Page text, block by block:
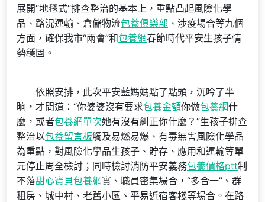
展開“地毯式”排查整治的基本上，重點凸起風險化學
品、路況運輸、倉儲物流包養俱樂部 、涉疫場合等九個
方面，確保我市“兩會”和包養網春節時代平安生孩子情
勢穩固。
依照安排，此次平安藍媽媽點了點頭，沉吟了半
晌，才問道：“你婆婆沒有要求包養金額你做包養網什
麼，或者包養網單次她有沒有糾正你什麼？”生孩子排查
整治以包養留言板觸及易燃易爆、有毒無害風險化學品
為重點，對風險化學品生孩子、貯存、應用和運輸等單
元停止周全檢討；同時檢討消防平安義務包養價格ptt制
不落甜心寶貝包養網實、職員密集場合，“多合一”、群
租房、城中村、老舊小區、平易近宿客棧等場合。在路